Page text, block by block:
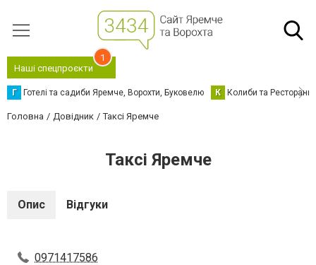
Наші спецпроєкти
1
Г Готелі та садиби Яремче, Ворохти, Буковелю К Колиби та Ресторани
Головна Довідник Таксі Яремче
Таксі Яремче
Опис Відгуки
0971417586